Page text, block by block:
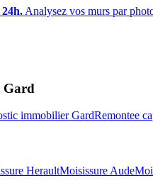
Analysez vos murs par
Gard
immobilier GardRemontee
HeraultMoisissure Aude